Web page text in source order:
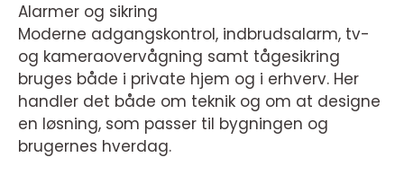
Alarmer og sikring
Moderne adgangskontrol, indbrudsalarm, tv-
og kameraovervågning samt tågesikring
bruges både i private hjem og i erhverv. Her
handler det både om teknik og om at designe
en løsning, som passer til bygningen og
brugernes hverdag.